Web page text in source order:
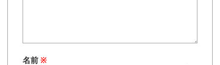
名前 ※